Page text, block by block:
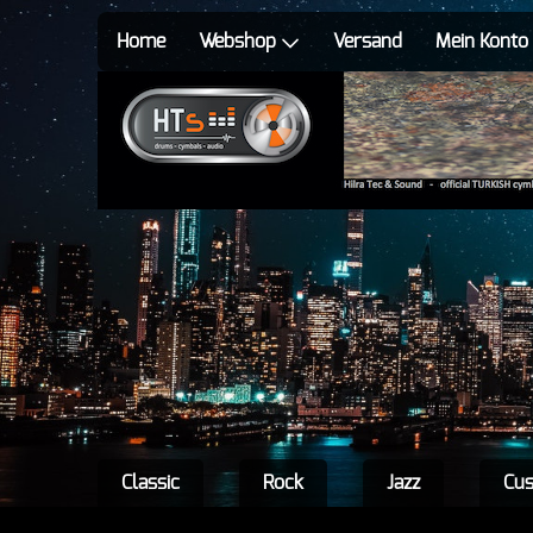
Home Webshop Versand Mein Konto
Classic Rock Jazz